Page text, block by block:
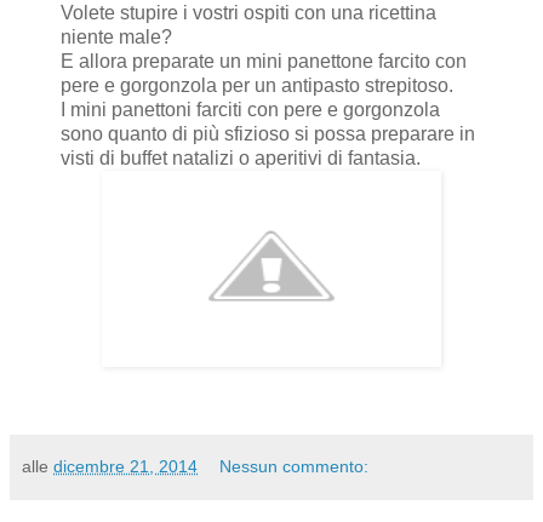
Volete stupire i vostri ospiti con una ricettina
niente male?
E allora preparate un mini panettone farcito con
pere e gorgonzola per un antipasto strepitoso.
I mini panettoni farciti con pere e gorgonzola
sono quanto di più sfizioso si possa preparare in
visti di buffet natalizi o aperitivi di fantasia.
alle dicembre 21, 2014 Nessun commento: